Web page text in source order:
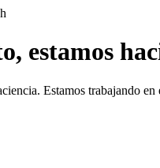
estamos
Estamos trabajando